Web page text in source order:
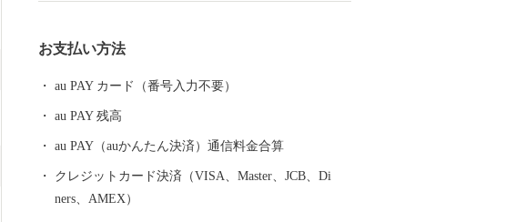
恵まれ、海水浴や果物狩り、スキーなど、四季を通じ
のが温泉です。山形県は、全ての市町村に温泉が湧出
し、山や渓谷に囲まれた温泉、近代的な大型旅館が立
並ぶ温泉、 湯治の温泉、海沿いの温泉など、様々なタ
お支払い方法
au PAY カード（番号入力不要）
au PAY 残高
au PAY（auかんたん決済）通信料金合算
クレジットカード決済（VISA、Master、JCB、Di
ners、AMEX）